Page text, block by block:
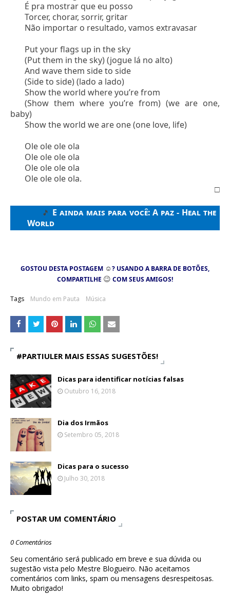
É pra mostrar que eu posso
Torcer, chorar, sorrir, gritar
Não importar o resultado, vamos extravasar
Put your flags up in the sky
(Put them in the sky) (jogue lá no alto)
And wave them side to side
(Side to side) (lado a lado)
Show the world where you’re from
(Show them where you’re from) (we are one,
baby)
Show the world we are one (one love, life)
Ole ole ole ola
Ole ole ole ola
Ole ole ole ola
Ole ole ole ola.
□
🎵 E ainda mais para você:A paz - Heal the
World
GOSTOU DESTA POSTAGEM ☺? USANDO A BARRA DE BOTÕES,
COMPARTILHE 😉 COM SEUS AMIGOS!
Tags Mundo em Pauta Música
#PARTIULER MAIS ESSAS SUGESTÕES!
Dicas para identificar notícias falsas
Outubro 16, 2018
Dia dos Irmãos
Setembro 05, 2018
Dicas para o sucesso
Julho 30, 2018
POSTAR UM COMENTÁRIO
0 Comentários
Seu comentário será publicado em breve e sua dúvida ou
sugestão vista pelo Mestre Blogueiro. Não aceitamos
comentários com links, spam ou mensagens desrespeitosas.
Muito obrigado!